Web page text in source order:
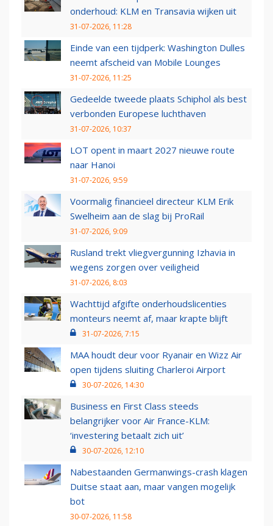
onderhoud: KLM en Transavia wijken uit
31-07-2026, 11:28
Einde van een tijdperk: Washington Dulles
neemt afscheid van Mobile Lounges
31-07-2026, 11:25
Gedeelde tweede plaats Schiphol als best
verbonden Europese luchthaven
31-07-2026, 10:37
LOT opent in maart 2027 nieuwe route
naar Hanoi
31-07-2026, 9:59
Voormalig financieel directeur KLM Erik
Swelheim aan de slag bij ProRail
31-07-2026, 9:09
Rusland trekt vliegvergunning Izhavia in
wegens zorgen over veiligheid
31-07-2026, 8:03
Wachttijd afgifte onderhoudslicenties
monteurs neemt af, maar krapte blijft
31-07-2026, 7:15
MAA houdt deur voor Ryanair en Wizz Air
open tijdens sluiting Charleroi Airport
30-07-2026, 14:30
Business en First Class steeds
belangrijker voor Air France-KLM:
‘investering betaalt zich uit’
30-07-2026, 12:10
Nabestaanden Germanwings-crash klagen
Duitse staat aan, maar vangen mogelijk
bot
30-07-2026, 11:58